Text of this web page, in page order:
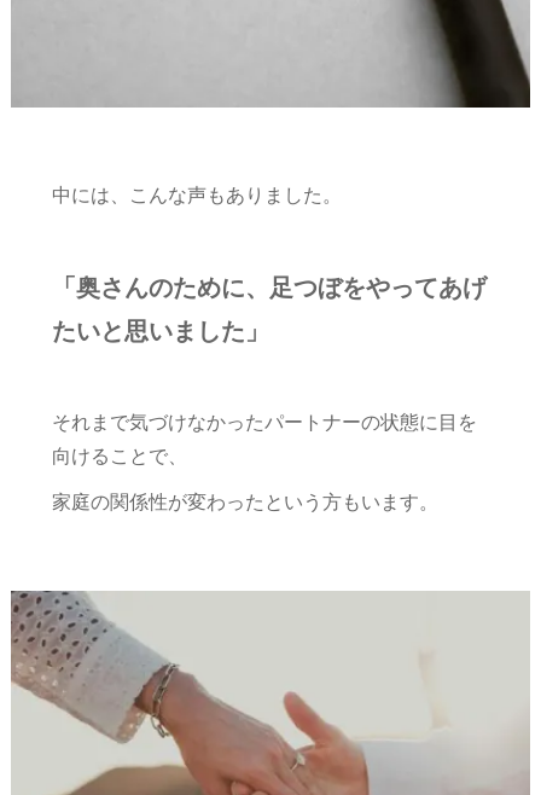
中には、こんな声もありました。
「奥さんのために、足つぼをやってあげ
たいと思いました」
それまで気づけなかったパートナーの状態に目を
向けることで、
家庭の関係性が変わったという方もいます。